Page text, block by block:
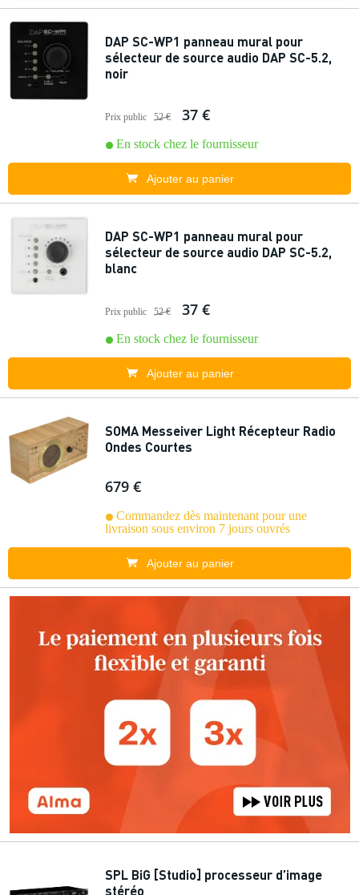
DAP SC-WP1 panneau mural pour
sélecteur de source audio DAP SC-5.2,
noir
Prix public 52 € 37 €
En stock chez le fournisseur
Ajouter au panier
DAP SC-WP1 panneau mural pour
sélecteur de source audio DAP SC-5.2,
blanc
Prix public 52 € 37 €
En stock chez le fournisseur
Ajouter au panier
SOMA Messeiver Light Récepteur Radio
Ondes Courtes
679 €
Commandez dès maintenant pour une
livraison sous environ 7 jours ouvrés
Ajouter au panier
SPL BiG [Studio] proces­seur d’image
stéréo